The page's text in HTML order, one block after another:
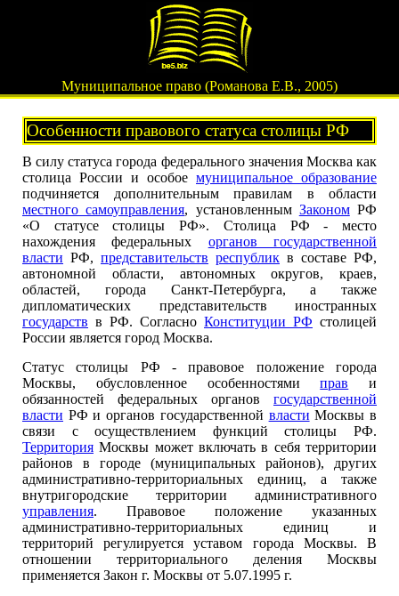
Муниципальное право (Романова Е.В., 2005)
Особенности правового статуса столицы РФ
В силу статуса города федерального значения Москва как
столица России и особое муниципальное образование
подчиняется дополнительным правилам в области
местного самоуправления, установленным ЗакономРФ
«О статусе столицы РФ». Столица РФ - место
нахождения федеральных органов государственной
власти РФ, представительств республик в составе РФ,
автономной области, автономных округов, краев,
областей, города Санкт-Петербурга, а также
дипломатических представительств иностранных
государств в РФ. Согласно Конституции РФ столицей
России является город Москва.
Статус столицы РФ - правовое положение города
Москвы, обусловленное особенностямиправ и
обязанностей федеральных органов государственной
власти РФ и органов государственной власти Москвы в
связи с осуществлением функций столицы РФ.
Территория Москвы может включать в себя территории
районов в городе (муниципальных районов), других
административно-территориальных единиц, а также
внутригородские территории административного
управления. Правовое положение указанных
административно-территориальных единиц и
территорий регулируется уставом города Москвы. В
отношении территориального деления Москвы
применяется Закон г. Москвы от 5.07.1995 г.